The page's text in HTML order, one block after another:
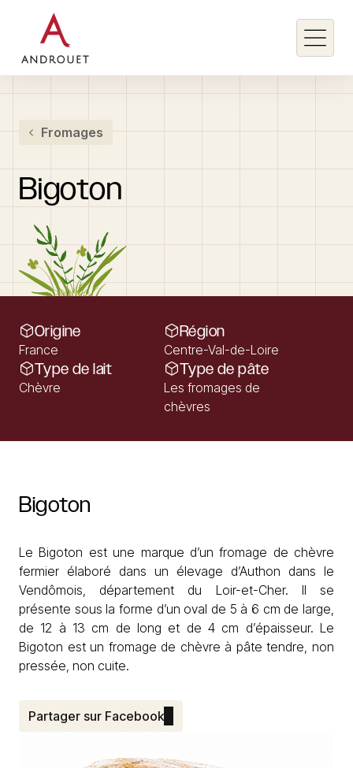
Rechercher un mot clé
Fromages
Bigoton
Origine
France
Région
Centre-Val-de-Loire
Type de lait
Chèvre
Type de pâte
Les fromages de
chèvres
Bigoton
Le Bigoton est une marque d’un fromage de chèvre
fermier élaboré dans un élevage d’Authon dans le
Vendômois, département du Loir-et-Cher. Il se
présente sous la forme d’un oval de 5 à 6 cm de large,
de 12 à 13 cm de long et de 4 cm d’épaisseur. Le
Bigoton est un fromage de chèvre à pâte tendre, non
pressée, non cuite.
Partager sur Facebook